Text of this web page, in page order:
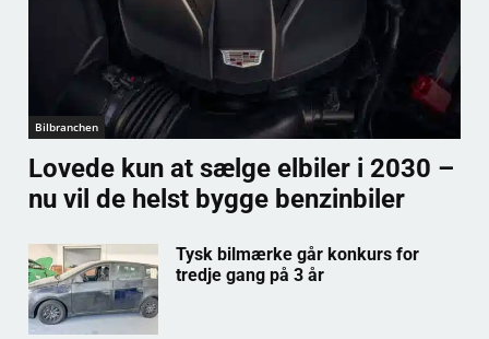
Bilbranchen
Lovede kun at sælge elbiler i 2030 –
nu vil de helst bygge benzinbiler
Tysk bilmærke går konkurs for
tredje gang på 3 år